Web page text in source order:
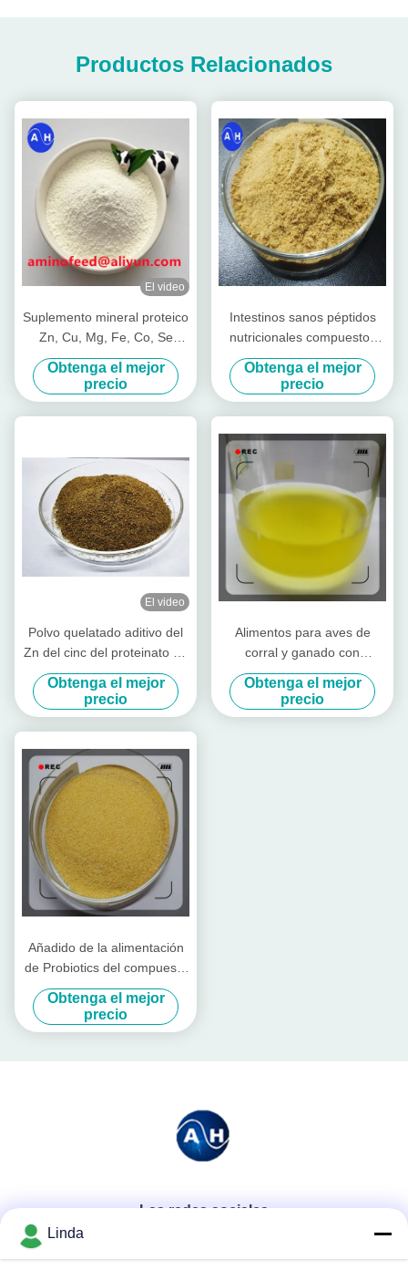
Productos Relacionados
El video
Suplemento mineral proteico
Zn, Cu, Mg, Fe, Co, Se
forma
Obtenga el mejor
precio
Intestinos sanos péptidos
nutricionales compuestos
para el ganado vacas
lechones vacas de corral
Obtenga el mejor
precio
El video
Polvo quelatado aditivo del
Zn del cinc del proteinato de
la alimentación con la
proteína cruda para el
molino de alimentación
Obtenga el mejor
precio
Alimentos para aves de
corral y ganado con
aminoácidos altamente
concentrados
Obtenga el mejor
precio
Añadido de la alimentación
de Probiotics del compuesto
para el ganado y las aves de
corral
Obtenga el mejor
precio
Las redes sociales
Linda